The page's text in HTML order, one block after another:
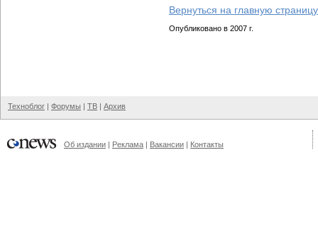
Вернуться на главную
Опубликовано в 2007 г.
Техноблог | Форумы | ТВ | Архив
Об издании | Реклама | Вакансии | Контакты